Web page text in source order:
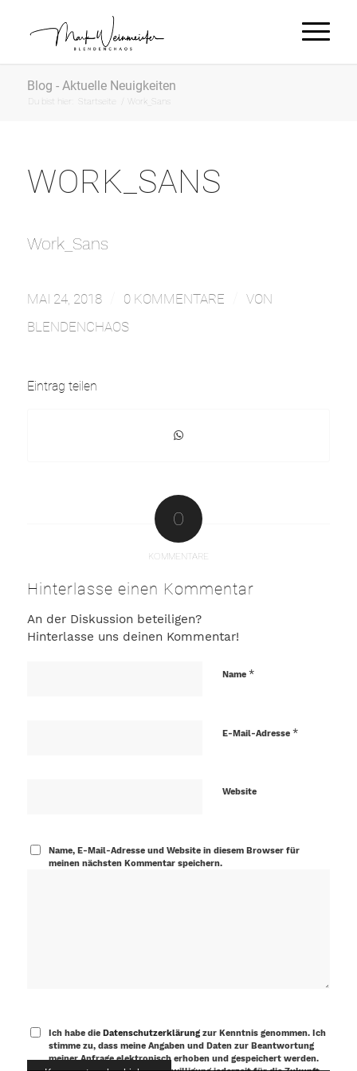
Blog - Aktuelle Neuigkeiten
Du bist hier: Startseite Work_Sans
WORK_SANS
Work_Sans
MAI 24, 2018 0 KOMMENTARE
VON
BLENDENCHAOS
Eintrag teilen
0
KOMMENTARE
Hinterlasse einen Kommentar
An der Diskussion beteiligen?
Hinterlasse uns deinen Kommentar!
Name *
E-Mail-Adresse *
Website
Name, E-Mail-Adresse und Website in diesem Browser für
meinen nächsten Kommentar speichern.
Ich habe die Datenschutzerklärung zur Kenntnis genommen. Ich
stimme zu, dass meine Angaben und Daten zur Beantwortung
meiner Anfrage elektronisch erhoben und gespeichert werden.